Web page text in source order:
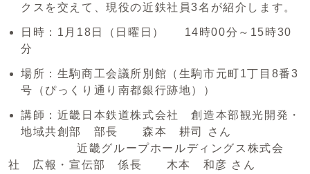
クスを交えて、現役の近鉄社員3名が紹介します。
日時：1月18日（日曜日） 14時00分～15時30
分
場所：生駒商工会議所別館（生駒市元町1丁目8番3
号（ぴっくり通り南都銀行跡地））
講師：近畿日本鉄道株式会社 創造本部観光開発・
地域共創部 部長 森本 耕司 さん
近畿グループホールディングス株式会
社 広報・宣伝部 係長 木本 和彦 さん